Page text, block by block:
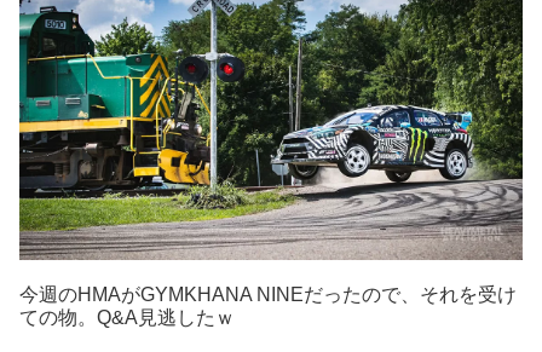
今週のHMAがGYMKHANA NINEだったので、それを受け
ての物。Q&A見逃したｗ